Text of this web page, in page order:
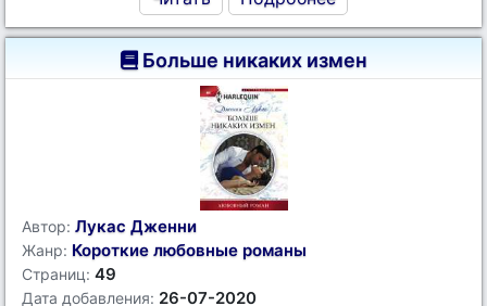
Больше никаких измен
Автор: Лукас Дженни
Жанр: Короткие любовные романы
Страниц: 49
Дата добавления: 26-07-2020